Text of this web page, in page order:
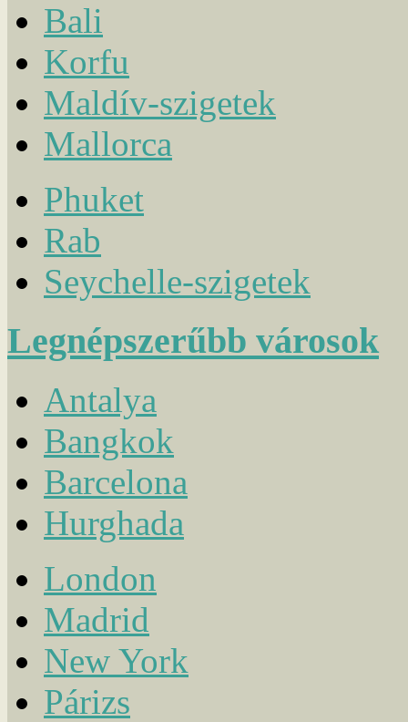
Bali
Korfu
Maldív-szigetek
Mallorca
Phuket
Rab
Seychelle-szigetek
Legnépszerűbb városok
Antalya
Bangkok
Barcelona
Hurghada
London
Madrid
New York
Párizs